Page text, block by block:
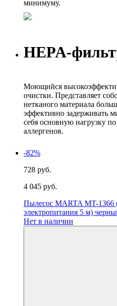
минимуму.
HEPA-
Моющийся
очистки. Представляет
нетканого материала
эффективно задерживать
себя основную нагрузку
аллергенов.
-82%
728 руб.
4 045 руб.
Пылесос MARTA MT-1366
электропитания 5 м)
Нет в наличии